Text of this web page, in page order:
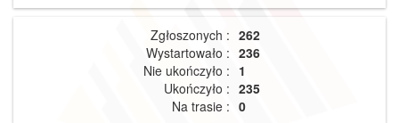
Zgłoszonych : 262
Wystartowało : 236
Nie ukończyło : 1
Ukończyło : 235
Na trasie : 0